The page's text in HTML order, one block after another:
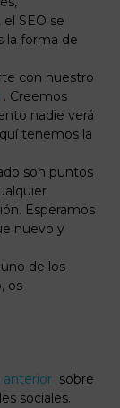
SEO se
la forma de
con nuestro
. Creemos
nadie verá
tenemos la
son puntos
Esperamos
nuevo y
de los
os
anterior sobre
sociales.